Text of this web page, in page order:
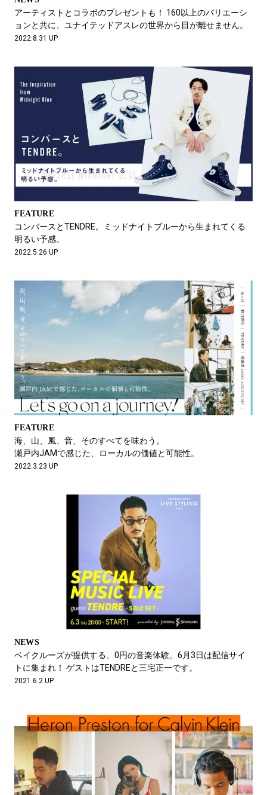
アーティストとコラボのプレゼントも！ 160以上のバリエーシ
ョンと共に、ユナイテッドアスレの世界から目が離せません。
2022.8.31 UP
FEATURE
コンバースとTENDRE。ミッドナイトブルーから生まれてくる
明るい予感。
2022.5.26 UP
FEATURE
海、山、風、音、そのすべてを味わう。
瀬戸内JAMで感じた、ローカルの価値と可能性。
2022.3.23 UP
NEWS
ベイクルーズが提供する、0円の音楽体験。6月3日は配信サイ
トに集まれ！ ゲストはTENDREと三宅正一です。
2021.6.2 UP